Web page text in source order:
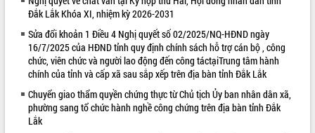
VIDEO
Đắk Lắk Khóa XI, nhiệm kỳ 2026-2031
Sửa đổi khoản 1 Điều 4 Nghị quyết số 02/2025/NQ-HĐND ngày
16/7/2025 của HĐND tỉnh quy định chính sách hỗ trợ cán bộ , công
chức, viên chức và người lao động đến công táctạiTrung tâm hành
chính của tỉnh và cấp xã sau sắp xếp trên địa bàn tỉnh Đắk Lắk
Chuyển giao thẩm quyền chứng thực từ Chủ tịch Ủy ban nhân dân xã,
phường sang tổ chức hành nghề công chứng trên địa bàn tỉnh Đắk
Lắk